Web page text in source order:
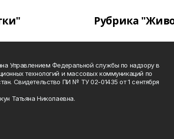
Рубрика
Управлением Федеральной службы по надзору в
технологий и массовых коммуникаций по
Свидетельство ПИ № ТУ 02-01435 от 1 сентября
Татьяна Николаевна.